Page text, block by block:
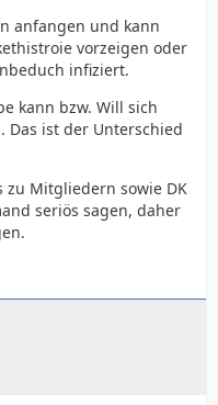
anfangen und kann
vorzeigen oder
infiziert.
kann bzw. Will sich
Das ist der Unterschied
zu Mitgliedern sowie DK
seriös sagen, daher